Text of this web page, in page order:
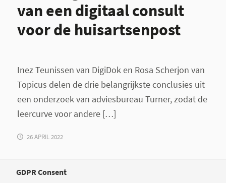
van een digitaal consult
voor de huisartsenpost
Inez Teunissen van DigiDok en Rosa Scherjon van
Topicus delen de drie belangrijkste conclusies uit
een onderzoek van adviesbureau Turner, zodat de
leercurve voor andere […]
26 APRIL 2022
GDPR Consent